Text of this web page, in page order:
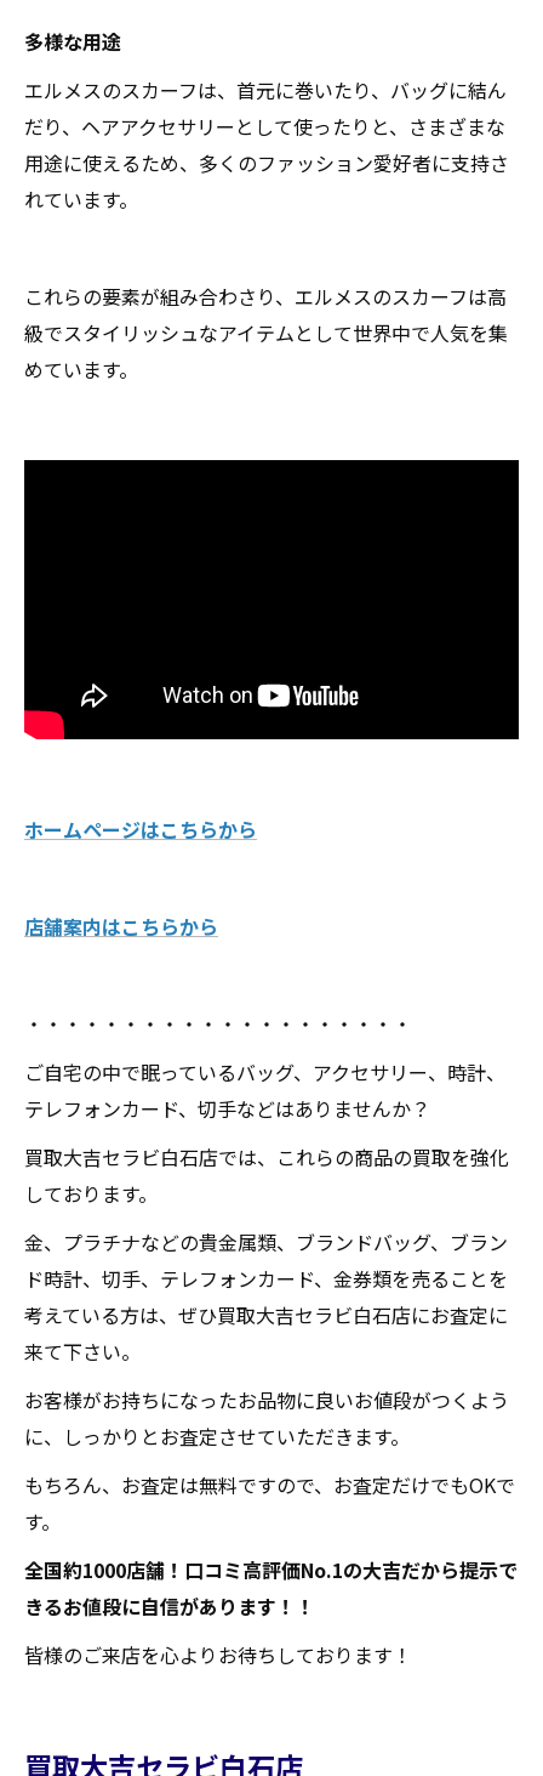
多様な用途
エルメスのスカーフは、首元に巻いたり、バッグに結ん
だり、ヘアアクセサリーとして使ったりと、さまざまな
用途に使えるため、多くのファッション愛好者に支持さ
れています。
これらの要素が組み合わさり、エルメスのスカーフは高
級でスタイリッシュなアイテムとして世界中で人気を集
めています。
ホームページはこちらから
店舗案内はこちらから
・・・・・・・・・・・・・・・・・・・・
ご自宅の中で眠っているバッグ、アクセサリー、時計、
テレフォンカード、切手などはありませんか？
買取大吉セラビ白石店では、これらの商品の買取を強化
しております。
金、プラチナなどの貴金属類、ブランドバッグ、ブラン
ド時計、切手、テレフォンカード、金券類を売ることを
考えている方は、ぜひ買取大吉セラビ白石店にお査定に
来て下さい。
お客様がお持ちになったお品物に良いお値段がつくよう
に、しっかりとお査定させていただきます。
もちろん、お査定は無料ですので、お査定だけでもOKで
す。
全国約1000店舗！口コミ高評価No.1の大吉だから提示で
きるお値段に自信があります！！
皆様のご来店を心よりお待ちしております！
買取大吉セラビ白石店